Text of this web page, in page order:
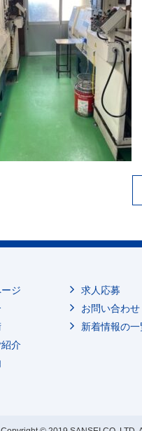
ージ
介
求人応募
お問い合わせ
新着情報の一